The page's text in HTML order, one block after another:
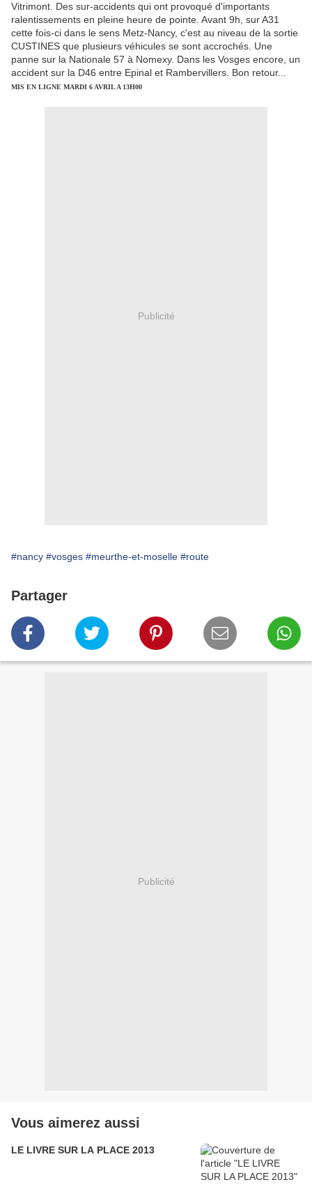
Vitrimont. Des sur-accidents qui ont provoqué d'importants
ralentissements en pleine heure de pointe. Avant 9h, sur A31
cette fois-ci dans le sens Metz-Nancy, c'est au niveau de la sortie
CUSTINES que plusieurs véhicules se sont accrochés. Une
panne sur la Nationale 57 à Nomexy. Dans les Vosges encore, un
accident sur la D46 entre Epinal et Rambervillers. Bon retour...
MIS EN LIGNE MARDI 6 AVRIL A 13H00
Publicité
#nancy #vosges #meurthe-et-moselle #route
Partager
Publicité
Vous aimerez aussi
LE LIVRE SUR LA PLACE 2013